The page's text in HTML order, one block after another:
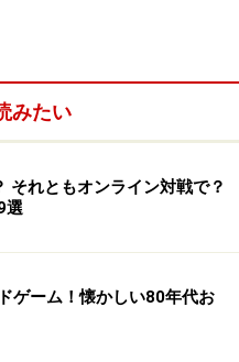
みたい
それともオンライン対戦で？
選
ゲーム！懐かしい80年代お